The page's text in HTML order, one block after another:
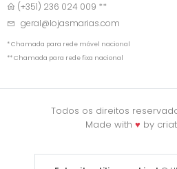
(+351) 236 024 009 **
geral@lojasmarias.com
* Chamada para rede móvel nacional
** Chamada para rede fixa nacional
Todos os direitos
Made with ♥ by